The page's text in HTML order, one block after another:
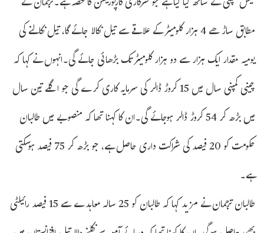
مطابق ساڑھے 4 ہزار کلومیٹر کے علاقے سے تیل نکالا جائے گا، تیل نکالنے کی
یومیہ مقدار ایک ہزار سے دو ہزار کلومیٹر تک بڑھائی جائے گی۔انہوں نے کہا کہ
چینی کمپنی سال میں 15 کروڑ ڈالر کی سرمایہ کاری کرے گی جو اگلے تین سال
میں بڑھ کر 54 کروڑ ڈالر ہوجائے گی۔ان کا کہنا تھا کہ منصوبے میں طالبان
حکومت کو 20 فیصد کی شراکت داری حاصل ہے، جو بڑھ کر 75 فیصد ہوسکتی
ہے۔
طالبان ترجمان نے مزید کہا کہ طالبان کو 25 سالہ معاہدے سے 15 فیصد رائیلٹی